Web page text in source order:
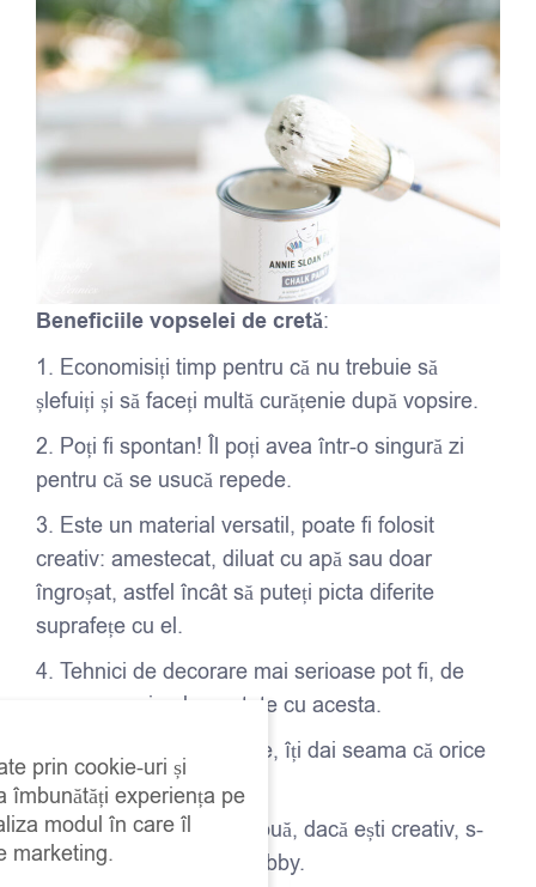
Beneficiile vopselei de cretă:
1. Economisiți timp pentru că nu trebuie să
șlefuiți și să faceți multă curățenie după vopsire.
2. Poți fi spontan! Îl poți avea într-o singură zi
pentru că se usucă repede.
3. Este un material versatil, poate fi folosit
creativ: amestecat, diluat cu apă sau doar
îngroșat, astfel încât să puteți picta diferite
suprafețe cu el.
4. Tehnici de decorare mai serioase pot fi, de
asemenea, implementate cu acesta.
5. Îți dă curaj și încredere, îți dai seama că orice
poate fi revopsit!
6. Se dezvoltă o lume nouă, dacă ești creativ, s-
ar putea să ai un nou hobby.
prin cookie-uri și
îmbunătăți experiența pe
modul în care îl
marketing.